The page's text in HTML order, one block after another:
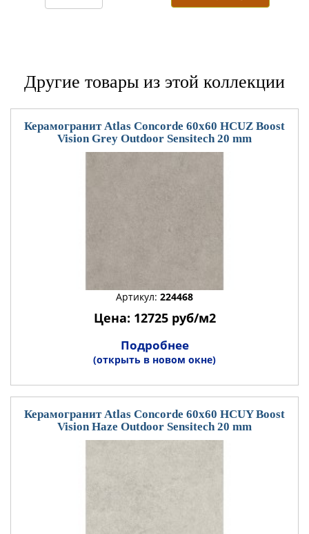
Другие товары из этой коллекции
Керамогранит Atlas Concorde 60x60 HCUZ Boost
Vision Grey Outdoor Sensitech 20 mm
Артикул: 224468
Цена: 12725 руб/м2
Подробнее
(открыть в новом окне)
Керамогранит Atlas Concorde 60x60 HCUY Boost
Vision Haze Outdoor Sensitech 20 mm